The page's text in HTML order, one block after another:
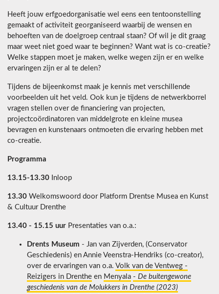
Heeft jouw erfgoedorganisatie wel eens een tentoonstelling
gemaakt of activiteit georganiseerd waarbij de wensen en
behoeften van de doelgroep centraal staan? Of wil je dit graag
maar weet niet goed waar te beginnen? Want wat is co-creatie?
Welke stappen moet je maken, welke wegen zijn er en welke
ervaringen zijn er al te delen?
Tijdens de bijeenkomst maak je kennis met verschillende
voorbeelden uit het veld. Ook kun je tijdens de netwerkborrel
vragen stellen over de financiering van projecten,
projectcoördinatoren van middelgrote en kleine musea
bevragen en kunstenaars ontmoeten die ervaring hebben met
co-creatie.
Programma
13.15-13.30 Inloop
13.30 Welkomswoord door Platform Drentse Musea en Kunst
& Cultuur Drenthe
13.40 - 15.15 uur Presentaties van o.a.:
Drents Museum - Jan van Zijverden, (Conservator
Geschiedenis) en Annie Veenstra-Hendriks (co-creator),
over de ervaringen van o.a. Volk van de Ventweg -
Reizigers in Drenthe en Menyala - De buitengewone
geschiedenis van de Molukkers in Drenthe (2023)